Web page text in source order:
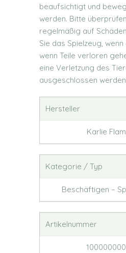
beaufsichtigt und
werden. Bitte
regelmäßig auf
Sie das Spielzeug,
wenn Teile verloren
eine Verletzung des
ausgeschlossen
Hersteller
Karlie
Kategorie / Typ
Beschäftigen –
Artikelnummer